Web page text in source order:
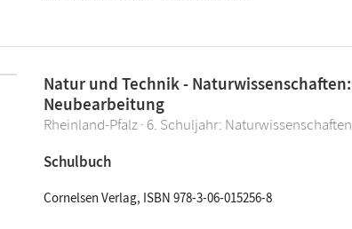
Natur und Technik - Naturwissenschaften:
Neubearbeitung
Rheinland-Pfalz · 6. Schuljahr: Naturwissenschaften
Schulbuch
Cornelsen Verlag, ISBN 978-3-06-015256-8